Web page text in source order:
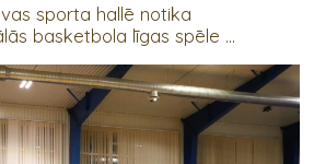
sporta hallē notika
basketbola līgas spēle ...